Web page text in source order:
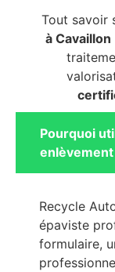
Tout savoir
à Cavaillon
Pourquoi
enlèvement
Recycle
épaviste
formulaire,